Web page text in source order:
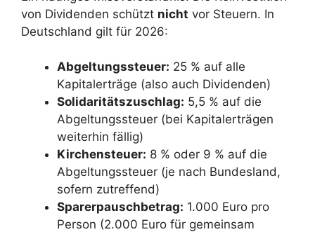
von Dividenden schützt nicht vor Steuern. In
Deutschland gilt für 2026:
Abgeltungssteuer: 25 % auf alle
Kapitalerträge (also auch Dividenden)
Solidaritätszuschlag: 5,5 % auf die
Abgeltungssteuer (bei Kapitalerträgen
weiterhin fällig)
Kirchensteuer: 8 % oder 9 % auf die
Abgeltungssteuer (je nach Bundesland,
sofern zutreffend)
Sparerpauschbetrag: 1.000 Euro pro
Person (2.000 Euro für gemeinsam